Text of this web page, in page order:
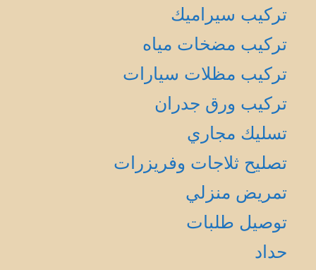
تركيب سيراميك
تركيب مضخات مياه
تركيب مظلات سيارات
تركيب ورق جدران
تسليك مجاري
تصليح ثلاجات وفريزرات
تمريض منزلي
توصيل طلبات
حداد